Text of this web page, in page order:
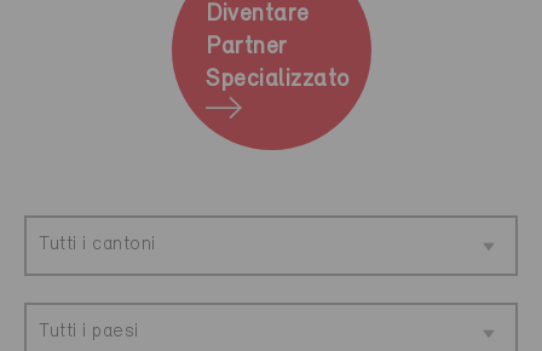
Diventare
Partner
Specializzato
Tutti i cantoni
Tutti i paesi